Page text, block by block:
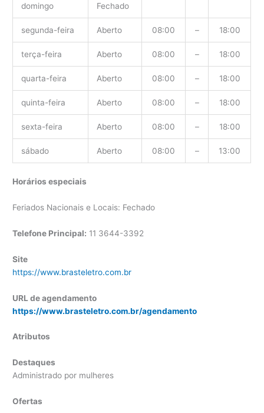
domingo Fechado
segunda-feira Aberto 08:00 – 18:00
terça-feira Aberto 08:00 – 18:00
quarta-feira Aberto 08:00 – 18:00
quinta-feira Aberto 08:00 – 18:00
sexta-feira Aberto 08:00 – 18:00
sábado Aberto 08:00 – 13:00
Horários especiais
Feriados Nacionais e Locais: Fechado
Telefone Principal: 11 3644-3392
Site
https://www.brasteletro.com.br
URL de agendamento
https://www.brasteletro.com.br/agendamento
Atributos
Destaques
Administrado por mulheres
Ofertas